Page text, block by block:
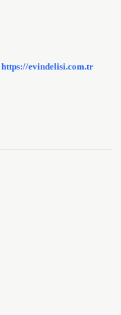
https://evindelisi.com.tr